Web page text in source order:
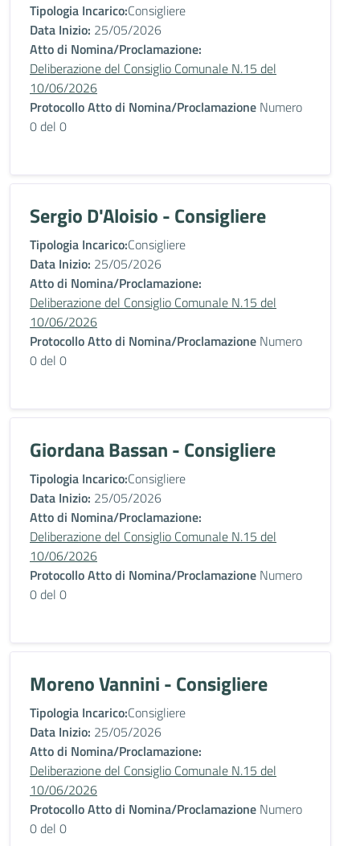
Tipologia Incarico:Consigliere
Data Inizio: 25/05/2026
Atto di Nomina/Proclamazione:
Deliberazione del Consiglio Comunale N.15 del
10/06/2026
Protocollo Atto di Nomina/Proclamazione Numero
0 del 0
Sergio D'Aloisio - Consigliere
Tipologia Incarico:Consigliere
Data Inizio: 25/05/2026
Atto di Nomina/Proclamazione:
Deliberazione del Consiglio Comunale N.15 del
10/06/2026
Protocollo Atto di Nomina/Proclamazione Numero
0 del 0
Giordana Bassan - Consigliere
Tipologia Incarico:Consigliere
Data Inizio: 25/05/2026
Atto di Nomina/Proclamazione:
Deliberazione del Consiglio Comunale N.15 del
10/06/2026
Protocollo Atto di Nomina/Proclamazione Numero
0 del 0
Moreno Vannini - Consigliere
Tipologia Incarico:Consigliere
Data Inizio: 25/05/2026
Atto di Nomina/Proclamazione:
Deliberazione del Consiglio Comunale N.15 del
10/06/2026
Protocollo Atto di Nomina/Proclamazione Numero
0 del 0